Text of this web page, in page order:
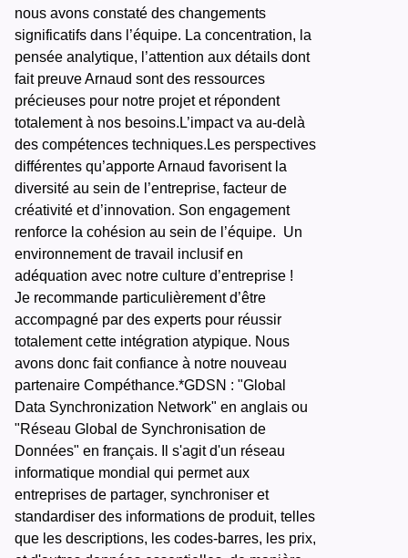
nous avons constaté des changements
significatifs dans l’équipe. La concentration, la
pensée analytique, l’attention aux détails dont
fait preuve Arnaud sont des ressources
précieuses pour notre projet et répondent
totalement à nos besoins.L’impact va au-delà
des compétences techniques.Les perspectives
différentes qu’apporte Arnaud favorisent la
diversité au sein de l’entreprise, facteur de
créativité et d’innovation. Son engagement
renforce la cohésion au sein de l’équipe. Un
environnement de travail inclusif en
adéquation avec notre culture d’entreprise !
Je recommande particulièrement d’être
accompagné par des experts pour réussir
totalement cette intégration atypique. Nous
avons donc fait confiance à notre nouveau
partenaire Compéthance.*GDSN : "Global
Data Synchronization Network" en anglais ou
"Réseau Global de Synchronisation de
Données" en français. Il s'agit d'un réseau
informatique mondial qui permet aux
entreprises de partager, synchroniser et
standardiser des informations de produit, telles
que les descriptions, les codes-barres, les prix,